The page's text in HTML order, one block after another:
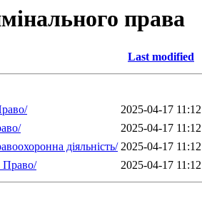
права
Last modified
2025-04-17 11:12
2025-04-17 11:12
діяльність/ 2025-04-17 11:12
Право/
2025-04-17 11:12